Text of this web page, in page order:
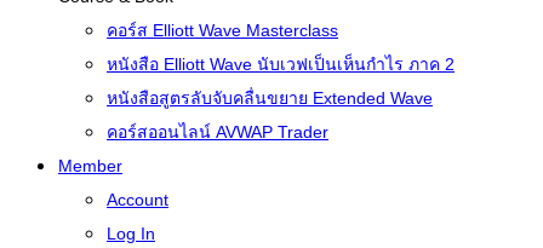
คอร์ส Elliott Wave Masterclass
หนังสือ Elliott Wave นับเวฟเป็นเห็นกำไร ภาค 2
หนังสือสูตรลับจับคลื่นขยาย Extended Wave
คอร์สออนไลน์ AVWAP Trader
Member
Account
Log In